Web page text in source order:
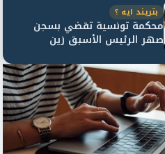
بتريند ايه ؟
محكمة تونسية تقضي بسجن
صهر الرئيس الأسبق زين
العابدين بن علي لمدة...